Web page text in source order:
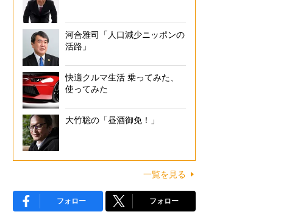
河合雅司「人口減少ニッポンの
活路」
快適クルマ生活 乗ってみた、
使ってみた
大竹聡の「昼酒御免！」
一覧を見る
フォロー フォロー